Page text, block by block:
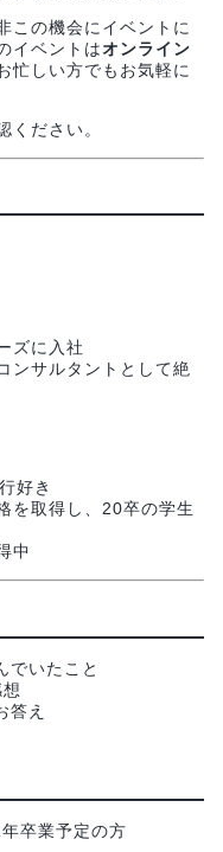
この機会にイベントに
イベントはオンライン
忙しい方でもお気軽に
ください。
ズに入社
ンサルタントとして絶
好き
を取得し、20卒の学生
中
でいたこと
答え
卒業予定の方